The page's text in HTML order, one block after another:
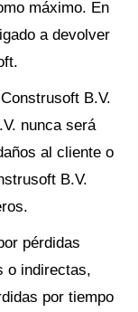
máximo. En
a devolver
B.V.
nunca será
al cliente o
B.V.
pérdidas
o indirectas,
por tiempo